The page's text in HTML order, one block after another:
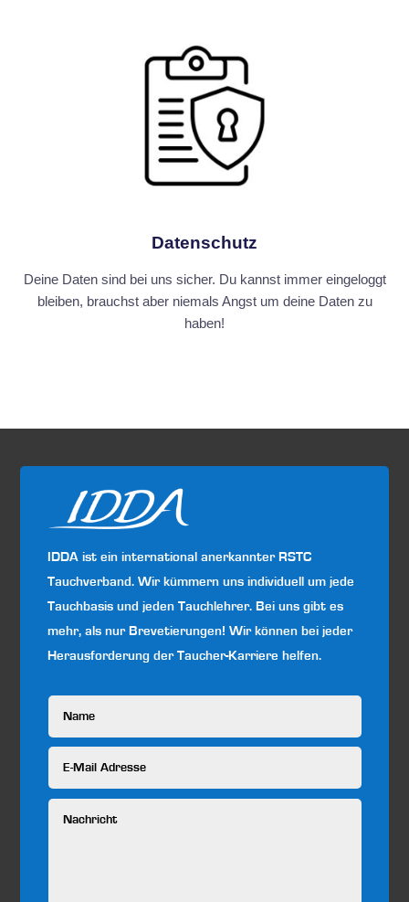
Datenschutz
Deine Daten sind bei uns sicher. Du kannst immer eingeloggt
bleiben, brauchst aber niemals Angst um deine Daten zu
haben!
IDDA ist ein international anerkannter RSTC
Tauchverband. Wir kümmern uns individuell um jede
Tauchbasis und jeden Tauchlehrer. Bei uns gibt es
mehr, als nur Brevetierungen! Wir können bei jeder
Herausforderung der Taucher-Karriere helfen.